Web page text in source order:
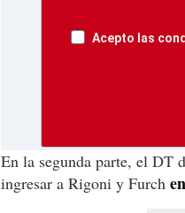
Acepto las
En la segunda parte, el DT
ingresar a Rigoni y Furch